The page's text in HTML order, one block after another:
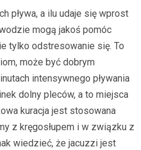
pływa, a ilu udaje się wprost
mogą jakoś pomóc
tylko odstresowanie się. To
może być dobrym
intensywnego pływania
dolny pleców, a to miejsca
kuracja jest stosowana
z kręgosłupem i w związku z
wiedzieć, że jacuzzi jest